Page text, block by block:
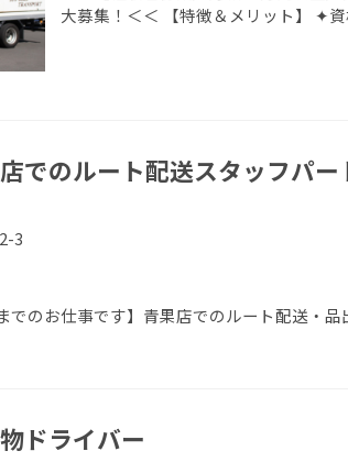
大募集！＜＜ 【特徴＆メリット】 ✦
でのルート配送スタッフパー
3
でのお仕事です】青果店でのルート配送・
ドライバー